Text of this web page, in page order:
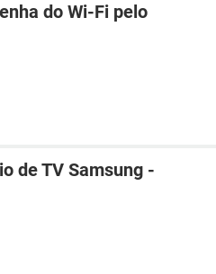
do Wi-Fi pelo
de TV Samsung -